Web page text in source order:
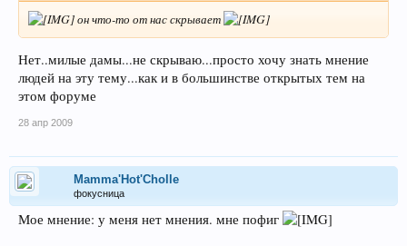
он что-то от нас скрывает
Нет..милые дамы...не скрываю...просто хочу знать мнение
людей на эту тему...как и в большинстве открытых тем на
этом форуме
28 апр 2009
Mamma'Hot'Cholle
фокусница
Мое мнение: у меня нет мнения. мне пофиг